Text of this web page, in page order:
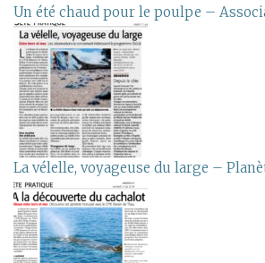
Un été chaud pour le poulpe –
La vélelle, voyageuse du large –